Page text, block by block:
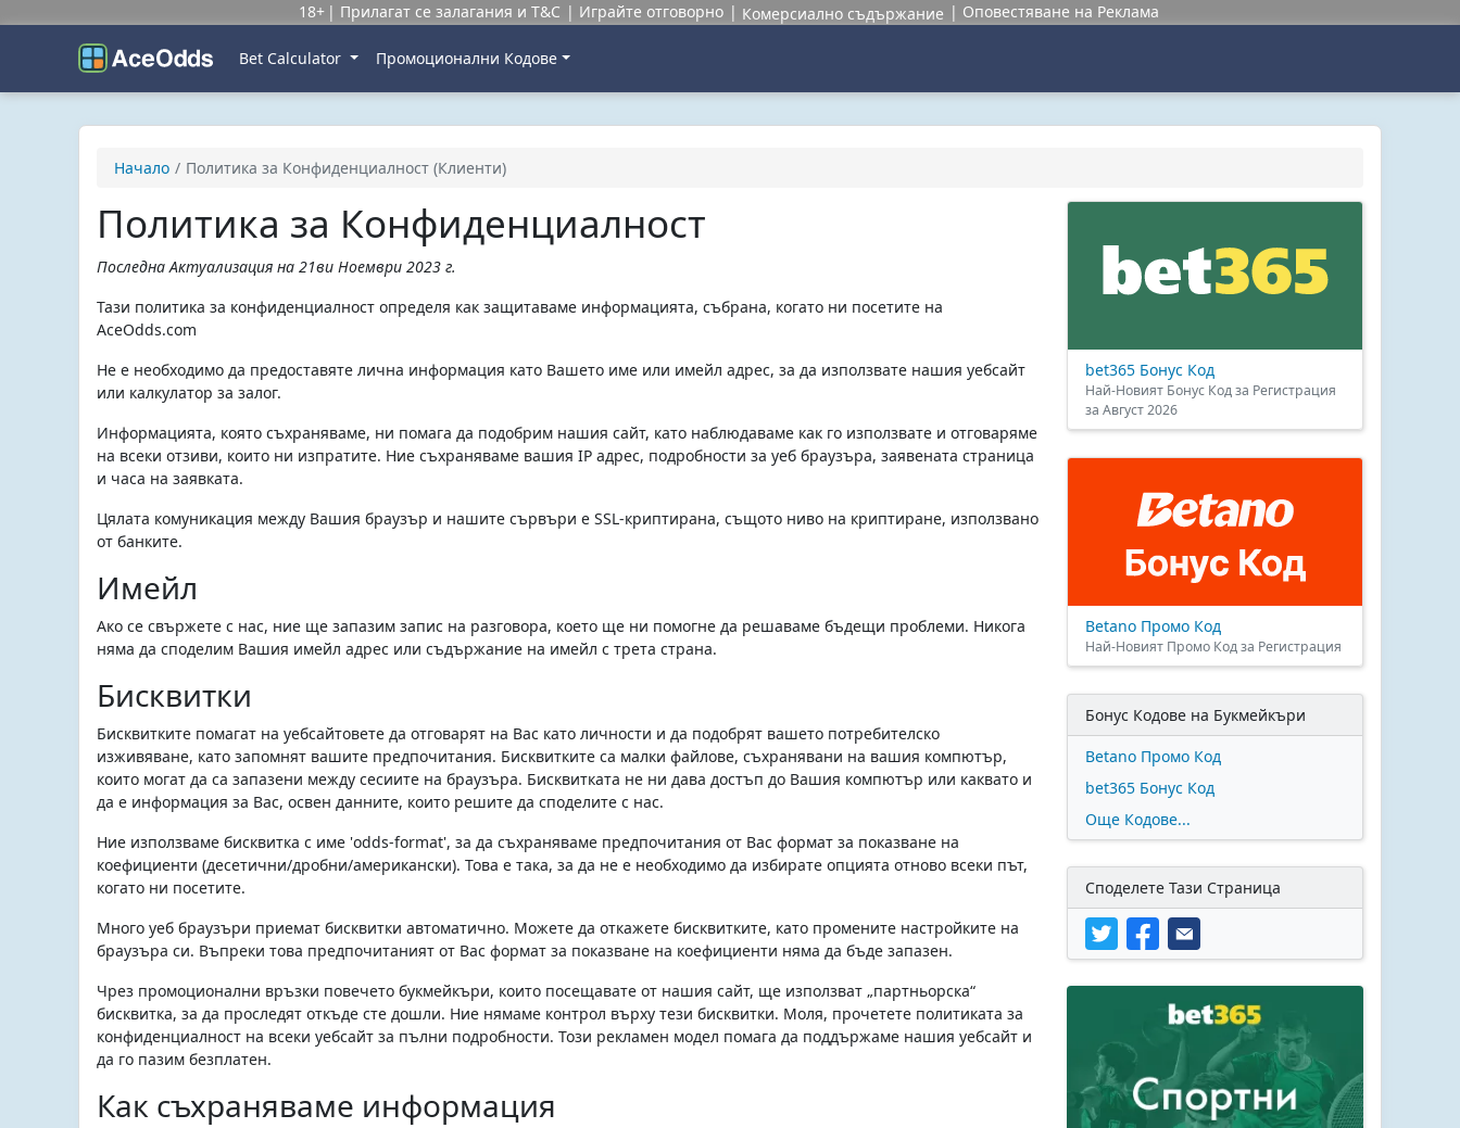
18+ Прилагат се залагания и T&C Играйте отговорно Комерсиално съдържание Оповестяване на Реклама
Bet Calculator Промоционални Кодове
Начало Политика за Конфиденциалност (Клиенти)
Политика за Конфиденциалност
Последна Актуализация на 21ви Ноември 2023 г.
Тази политика за конфиденциалност определя как защитаваме информацията, събрана, когато ни посетите на
AceOdds.com
Не е необходимо да предоставяте лична информация като Вашето име или имейл адрес, за да използвате нашия уебсайт
или калкулатор за залог.
Информацията, която съхраняваме, ни помага да подобрим нашия сайт, като наблюдаваме как го използвате и отговаряме
на всеки отзиви, които ни изпратите. Ние съхраняваме вашия IP адрес, подробности за уеб браузъра, заявената страница
и часа на заявката.
Цялата комуникация между Вашия браузър и нашите сървъри е SSL-криптирана, същото ниво на криптиране, използвано
от банките.
Имейл
Ако се свържете с нас, ние ще запазим запис на разговора, което ще ни помогне да решаваме бъдещи проблеми. Никога
няма да споделим Вашия имейл адрес или съдържание на имейл с трета страна.
Бисквитки
Бисквитките помагат на уебсайтовете да отговарят на Вас като личности и да подобрят вашето потребителско
изживяване, като запомнят вашите предпочитания. Бисквитките са малки файлове, съхранявани на вашия компютър,
които могат да са запазени между сесиите на браузъра. Бисквитката не ни дава достъп до Вашия компютър или каквато и
да е информация за Вас, освен данните, които решите да споделите с нас.
Ние използваме бисквитка с име 'odds-format', за да съхраняваме предпочитания от Вас формат за показване на
коефициенти (десетични/дробни/американски). Това е така, за да не е необходимо да избирате опцията отново всеки път,
когато ни посетите.
Много уеб браузъри приемат бисквитки автоматично. Можете да откажете бисквитките, като промените настройките на
браузъра си. Въпреки това предпочитаният от Вас формат за показване на коефициенти няма да бъде запазен.
Чрез промоционални връзки повечето букмейкъри, които посещавате от нашия сайт, ще използват „партньорска“
бисквитка, за да проследят откъде сте дошли. Ние нямаме контрол върху тези бисквитки. Моля, прочетете политиката за
конфиденциалност на всеки уебсайт за пълни подробности. Този рекламен модел помага да поддържаме нашия уебсайт и
да го пазим безплатен.
Как съхраняваме информация
bet365 Бонус Код
Най-Новият Бонус Код за Регистрация
за Август 2026
Betano Промо Код
Най-Новият Промо Код за Регистрация
Бонус Кодове на Букмейкъри
Betano Промо Код
bet365 Бонус Код
Още Кодове...
Споделете Тази Страница